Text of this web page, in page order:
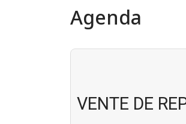
Agenda
VENTE DE